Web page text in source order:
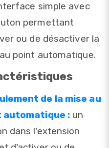
simple avec
permettant
ou de désactiver la
au point automatique.
de la mise au
automatique : un
dans l'extension